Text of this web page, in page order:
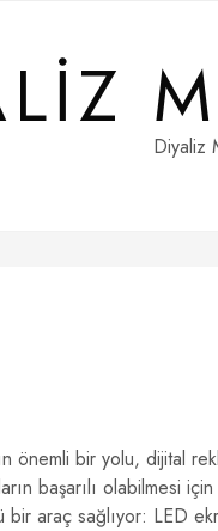
Diyaliz
bir yolu, dijital
başarılı olabilmesi
araç sağlıyor: LED